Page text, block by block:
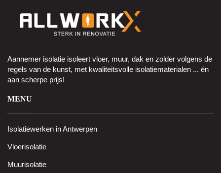
Aannemer isolatie isoleert vloer, muur, dak en zolder volgens de
regels van de kunst, met kwaliteitsvolle isolatiematerialen ... én
aan scherpe prijs!
MENU
Isolatiewerken in Antwerpen
Vloerisolatie
Muurisolatie